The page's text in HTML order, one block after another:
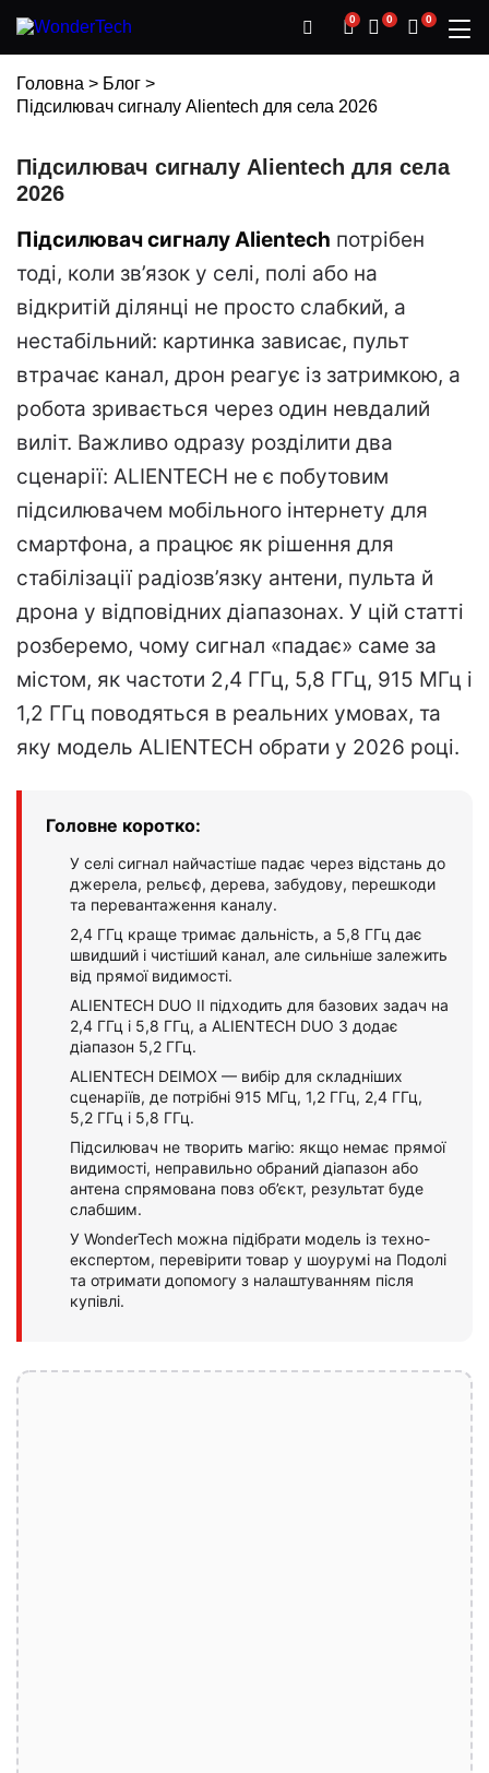
0 0 0
Головна > Блог >
Підсилювач сигналу Alientech для села 2026
Підсилювач сигналу Alientech для села
2026
Підсилювач сигналу Alientech потрібен
тоді, коли зв’язок у селі, полі або на
відкритій ділянці не просто слабкий, а
нестабільний: картинка зависає, пульт
втрачає канал, дрон реагує із затримкою, а
робота зривається через один невдалий
виліт. Важливо одразу розділити два
сценарії: ALIENTECH не є побутовим
підсилювачем мобільного інтернету для
смартфона, а працює як рішення для
стабілізації радіозв’язку антени, пульта й
дрона у відповідних діапазонах. У цій статті
розберемо, чому сигнал «падає» саме за
містом, як частоти 2,4 ГГц, 5,8 ГГц, 915 МГц і
1,2 ГГц поводяться в реальних умовах, та
яку модель ALIENTECH обрати у 2026 році.
Головне коротко:
У селі сигнал найчастіше падає через відстань до
джерела, рельєф, дерева, забудову, перешкоди
та перевантаження каналу.
2,4 ГГц краще тримає дальність, а 5,8 ГГц дає
швидший і чистіший канал, але сильніше залежить
від прямої видимості.
ALIENTECH DUO II підходить для базових задач на
2,4 ГГц і 5,8 ГГц, а ALIENTECH DUO 3 додає
діапазон 5,2 ГГц.
ALIENTECH DEIMOX — вибір для складніших
сценаріїв, де потрібні 915 МГц, 1,2 ГГц, 2,4 ГГц,
5,2 ГГц і 5,8 ГГц.
Підсилювач не творить магію: якщо немає прямої
видимості, неправильно обраний діапазон або
антена спрямована повз об’єкт, результат буде
слабшим.
У WonderTech можна підібрати модель із техно-
експертом, перевірити товар у шоурумі на Подолі
та отримати допомогу з налаштуванням після
купівлі.